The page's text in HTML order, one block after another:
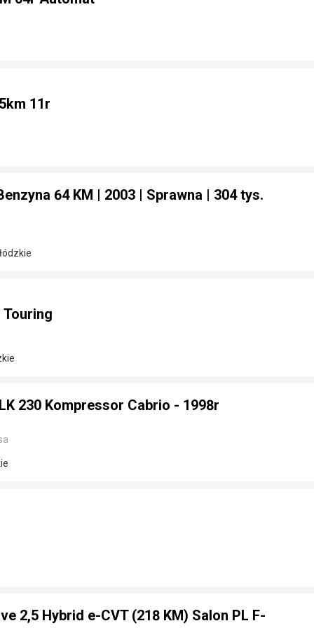
11r
64 KM | 2003 | Sprawna | 304 tys.
Touring
230 Kompressor Cabrio - 1998r
2,5 Hybrid e-CVT (218 KM) Salon PL F-